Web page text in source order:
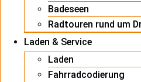
Badeseen
Radtouren rund um
Laden & Service
Laden
Fahrradcodierung